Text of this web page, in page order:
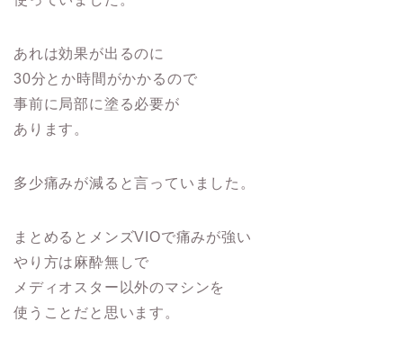
あれは効果が出るのに
30分とか時間がかかるので
事前に局部に塗る必要が
あります。
多少痛みが減ると言っていました。
まとめるとメンズVIOで痛みが強い
やり方は麻酔無しで
メディオスター以外のマシンを
使うことだと思います。